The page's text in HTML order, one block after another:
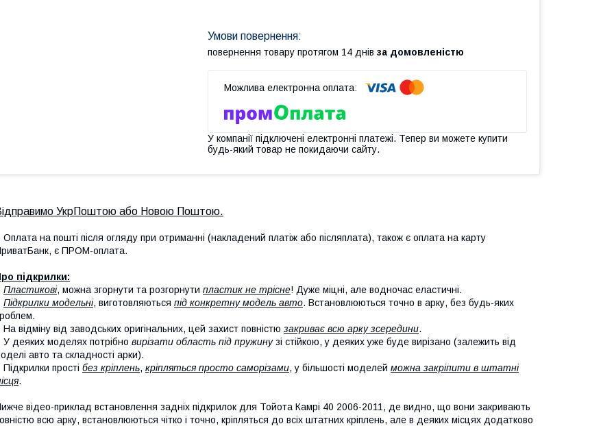
повернення товару протягом 14 днів за домовленістю
У компанії підключені електронні платежі. Тепер ви можете купити
будь-який товар не покидаючи сайту.
УкрПоштою або Новою Поштою.
на пошті після огляду при отриманні (накладений платіж або післяплата), також є оплата на карту
є ПРОМ-оплата.
підкрилки:
Пластикові, можна згорнути та розгорнути пластик не трісне! Дуже міцні, але водночас еластичні.
Підкрилки модельні, виготовляються під конкретну модель авто. Встановлюються точно в арку, без будь-яких
відміну від заводських оригінальних, цей захист повністю закриває всю арку зсередини.
деяких моделях потрібно вирізати область під пружинузі стійкою, у деяких уже буде вирізано (залежить від
авто та складності арки).
прості без кріплень, кріпляться просто саморізами, у більшості моделей можна закріпити в штатні
.
відео-приклад встановлення задніх підкрилок для Тойота Камрі 40 2006-2011, де видно, що вони закривають
всю арку, встановлюються чітко і точно, кріпляться до всіх штатних кріплень, але в деяких місцях додатково